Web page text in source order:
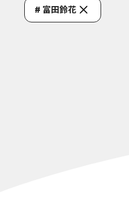
# 富田鈴花